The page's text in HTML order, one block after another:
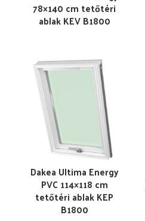
78×140 cm tetőtéri
ablak KEV B1800
Dakea Ultima Energy
PVC 114×118 cm
tetőtéri ablak KEP
B1800